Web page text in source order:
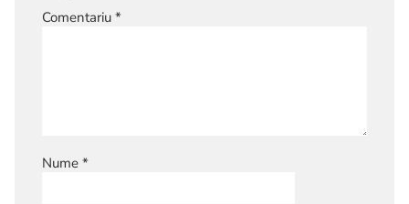
Comentariu *
Nume *